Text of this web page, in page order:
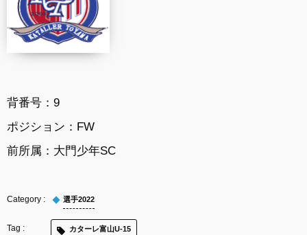
背番号：9
ポジション：FW
前所属：大門少年SC
選手2022
カターレ富山U-15